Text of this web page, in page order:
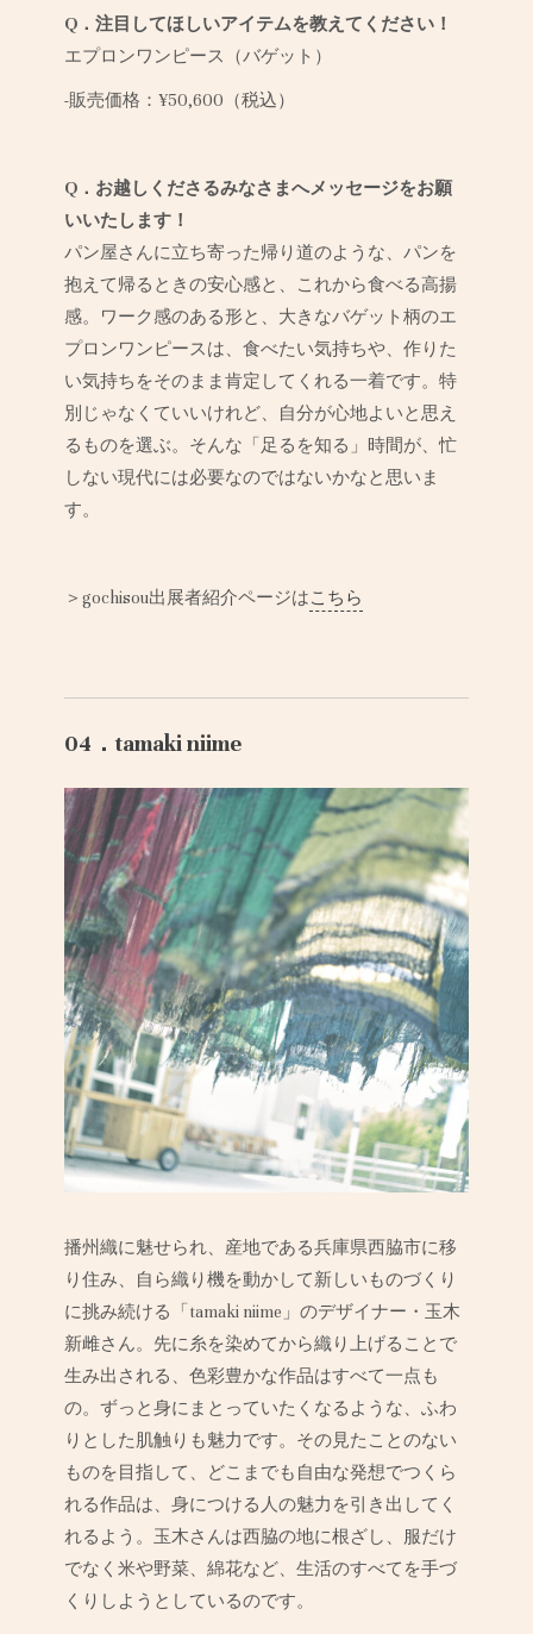
Q．注目してほしいアイテムを教えてください！
エプロンワンピース（バゲット）
-販売価格：¥50,600（税込）
Q．お越しくださるみなさまへメッセージをお願
いいたします！
パン屋さんに立ち寄った帰り道のような、パンを
抱えて帰るときの安心感と、これから食べる高揚
感。 ワーク感のある形と、大きなバゲット柄のエ
プロンワンピースは、食べたい気持ちや、作りた
い気持ちをそのまま肯定してくれる一着です。特
別じゃなくていいけれど、自分が心地よいと思え
るものを選ぶ。 そんな「足るを知る」時間が、忙
しない現代には必要なのではないかなと思いま
す。
＞gochisou出展者紹介ページはこちら
04．tamaki niime
播州織に魅せられ、産地である兵庫県西脇市に移
り住み、自ら織り機を動かして新しいものづくり
に挑み続ける「tamaki niime」のデザイナー・玉木
新雌さん。先に糸を染めてから織り上げることで
生み出される、色彩豊かな作品はすべて一点も
の。ずっと身にまとっていたくなるような、ふわ
りとした肌触りも魅力です。その見たことのない
ものを目指して、どこまでも自由な発想でつくら
れる作品は、身につける人の魅力を引き出してく
れるよう。玉木さんは西脇の地に根ざし、服だけ
でなく米や野菜、綿花など、生活のすべてを手づ
くりしようとしているのです。